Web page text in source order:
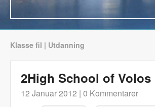
Klasse fil | Utdanning
2High School of Volos
12 Januar 2012 | 0 Kommentarer